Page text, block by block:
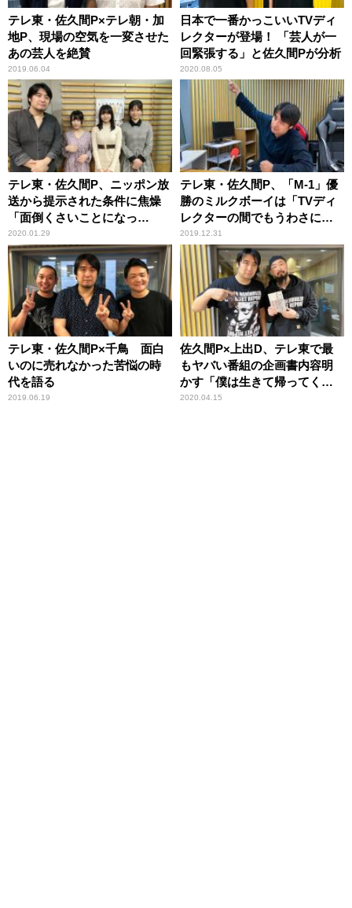
テレ東・佐久間P×テレ朝・加
地P、現場の空気を一変させた
あの芸人を絶賛
2019.06.04
日本で一番かっこいいTVディ
レクターが登場！ 「芸人が一
回緊張する」と佐久間Pが分析
2020.08.05
テレ東・佐久間P、ニッポン放
送から提示された条件に焦燥
「面倒くさいことになっ
た……」
2020.01.29
テレ東・佐久間P、「M-1」優
勝のミルクボーイは「TVディ
レクターの間でもうわさにな
っていた」
2019.12.31
テレ東・佐久間P×千鳥 面白
いのに売れなかった苦悩の時
代を語る
2019.06.19
佐久間P×上出D、テレ東で最
もヤバい番組の企画書内容明
かす「僕は生きて帰ってくる
ことができるんです」
2020.04.15